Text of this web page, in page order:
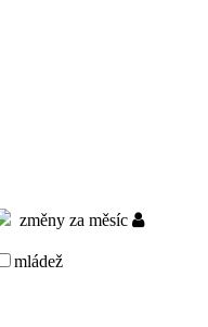
změny za měsíc
mládež